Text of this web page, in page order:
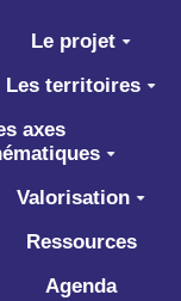
Le projet
Les territoires
axes
Valorisation
Ressources
Agenda